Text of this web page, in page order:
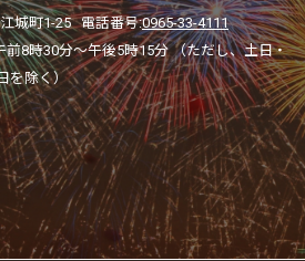
城町1-25 電話番号:0965-33-4111
8時30分～午後5時15分 （ただし、土日・
を除く）